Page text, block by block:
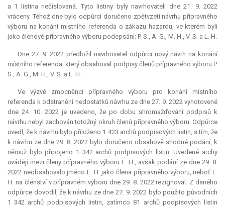
a 1 listina nečíslovaná. Tyto listiny byly navrhovateli dne 21. 9. 2022
vráceny. Téhož dne bylo odpůrci doručeno zpětvzetí návrhu přípravného
výboru na konání místního referenda o zákazu hazardu, ve kterém byli
jako členové přípravného výboru podepsáni: P. S., A. G., M. H., V. S. a L. H.
Dne 27. 9. 2022 předložil navrhovatel odpůrci nový návrh na konání
místního referenda, který obsahoval podpisy členů přípravného výboru P.
S., A. G., M. H., V. S. a L. H.
Ve výzvě zmocněnci přípravného výboru pro konání místního
referenda k odstranění nedostatků návrhu ze dne 27. 9. 2022 vyhotovené
dne 24. 10. 2022 je uvedeno, že po dobu shromažďování podpisů k
návrhu nebyl zachován totožný okruh členů přípravného výboru. Odpůrce
uvedl, že k návrhu bylo přiloženo 1 423 archů podpisových listin, s tím, že
k návrhu ze dne 29. 8. 2022 bylo doručeno obsahově shodné podání, k
němuž bylo připojeno 1 342 archů podpisových listin. Uvedené archy
uvádějí mezi členy přípravného výboru L. H., avšak podání ze dne 29. 8.
2022 neobsahovalo jméno L. H. jako člena přípravného výboru, neboť L.
H. na členství v přípravném výboru dne 29. 8. 2022 rezignoval. Z daného
odpůrce dovodil, že k návrhu ze dne 27. 9. 2022 bylo použito původních
1 342 archů podpisových listin, zatímco 81 archů podpisových listin